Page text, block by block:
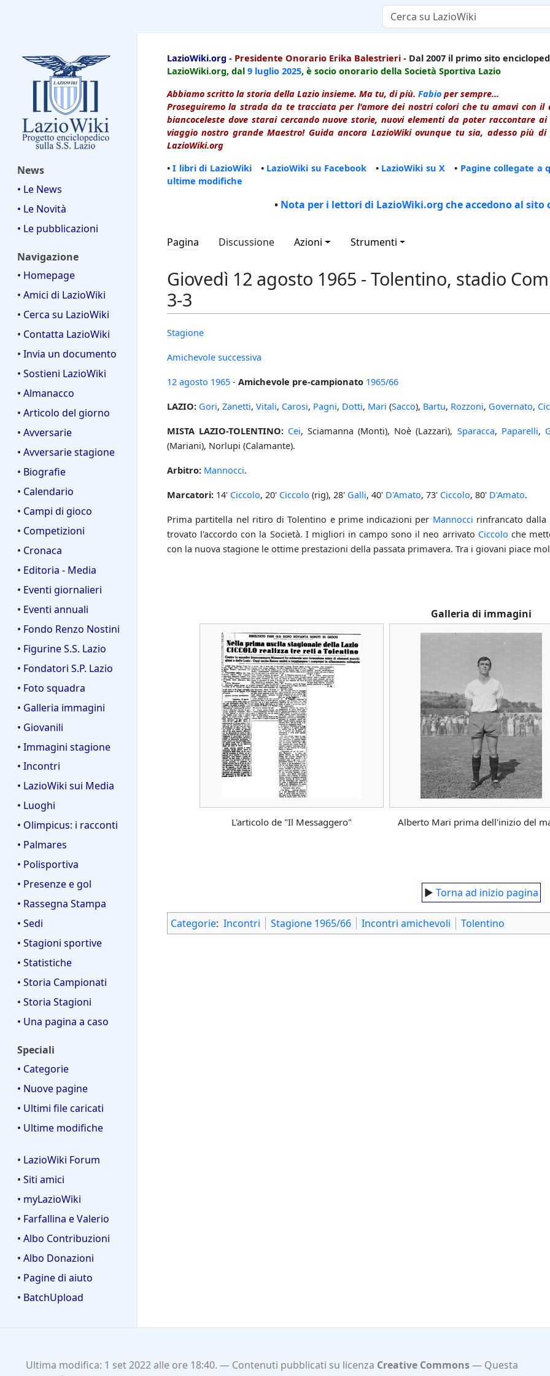
News
• Le News
• Le Novità
• Le pubblicazioni
Navigazione
• Homepage
• Amici di LazioWiki
• Cerca su LazioWiki
• Contatta LazioWiki
• Invia un documento
• Sostieni LazioWiki
• Almanacco
• Articolo del giorno
• Avversarie
• Avversarie stagione
• Biografie
• Calendario
• Campi di gioco
• Competizioni
• Cronaca
• Editoria - Media
• Eventi giornalieri
• Eventi annuali
• Fondo Renzo Nostini
• Figurine S.S. Lazio
• Fondatori S.P. Lazio
• Foto squadra
• Galleria immagini
• Giovanili
• Immagini stagione
• Incontri
• LazioWiki sui Media
• Luoghi
• Olimpicus: i racconti
• Palmares
• Polisportiva
• Presenze e gol
• Rassegna Stampa
• Sedi
• Stagioni sportive
• Statistiche
• Storia Campionati
• Storia Stagioni
• Una pagina a caso
Speciali
• Categorie
• Nuove pagine
• Ultimi file caricati
• Ultime modifiche
• LazioWiki Forum
• Siti amici
• myLazioWiki
• Farfallina e Valerio
• Albo Contribuzioni
• Albo Donazioni
• Pagine di aiuto
• BatchUpload
LazioWiki.org - Presidente Onorario Erika Balestrieri - Dal 2007 il primo sito
LazioWiki.org, dal 9 luglio 2025, è socio onorario della Società Sportiva Lazio
Abbiamo scritto la storia della Lazio insieme. Ma tu, di più. Fabio per sempre...
Proseguiremo la strada da te tracciata per l'amore dei nostri colori che tu amavi con
biancoceleste dove starai cercando nuove storie, nuovi elementi da poter raccontare
viaggio nostro grande Maestro! Guida ancora LazioWiki ovunque tu sia, adesso più
LazioWiki.org
•I libri di LazioWiki• LazioWiki su Facebook • LazioWiki su X • Pagine collegate a
ultime modifiche
• Nota per i lettori di LazioWiki.org che accedono al sito
Pagina Discussione Azioni Strumenti
Giovedì 12 agosto 1965 - Tolentino, stadio
3-3
Stagione
Amichevole successiva
12 agosto 1965 - Amichevole pre-campionato 1965/66
LAZIO: Gori, Zanetti, Vitali, Carosi, Pagni, Dotti, Mari (Sacco), Bartu, Rozzoni, Governato,
MISTA LAZIO-TOLENTINO: Cei, Sciamanna (Monti), Noè (Lazzari), Sparacca, Paparelli,
(Mariani), Norlupi (Calamante).
Arbitro: Mannocci.
Marcatori: 14' Ciccolo, 20' Ciccolo (rig), 28' Galli, 40' D'Amato, 73' Ciccolo, 80' D'Amato.
Prima partitella nel ritiro di Tolentino e prime indicazioni per Mannocci rinfrancato
trovato l'accordo con la Società. I migliori in campo sono il neo arrivato Ciccolo che
con la nuova stagione le ottime prestazioni della passata primavera. Tra i giovani piace
Galleria di immagini
L'articolo de "Il Messaggero" Alberto Mari prima dell'inizio del
► Torna ad inizio pagina
Categorie: Incontri Stagione 1965/66 Incontri amichevoli Tolentino
Ultima modifica: 1 set 2022 alle ore 18:40. Contenuti pubblicati su licenza Creative Commons
Questa